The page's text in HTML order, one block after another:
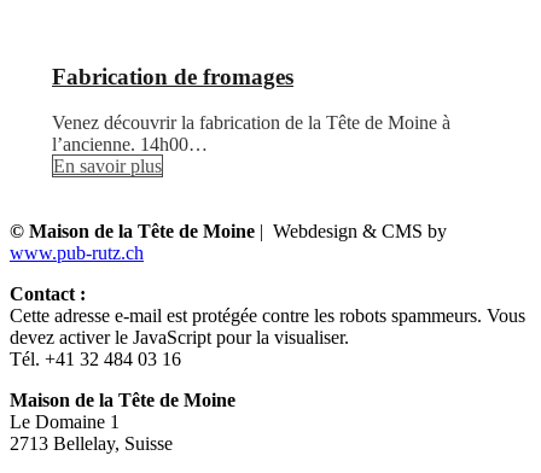
Fabrication de fromages
Venez découvrir la fabrication de la Tête de Moine à
l’ancienne. 14h00…
En savoir plus
© Maison de la Tête de Moine | Webdesign & CMS by
www.pub-rutz.ch
Contact :
Cette adresse e-mail est protégée contre les robots spammeurs. Vous
devez activer le JavaScript pour la visualiser.
Tél. +41 32 484 03 16
Maison de la Tête de Moine
Le Domaine 1
2713 Bellelay, Suisse